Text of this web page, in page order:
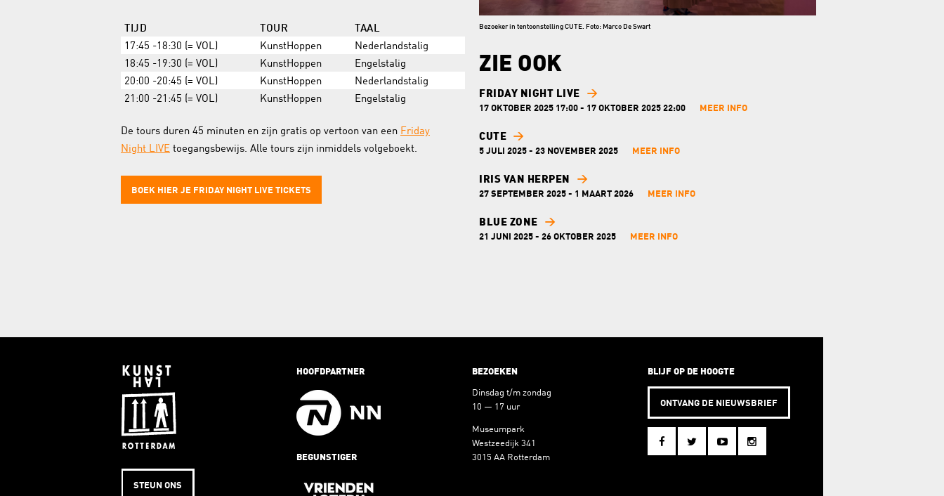
TIJD TOUR
TAAL
17:45 -18:30 (= VOL)
KunstHoppen
Nederlandstalig
18:45 -19:30 (= VOL)
KunstHoppen
Engelstalig
20:00 -20:45 (= VOL)
KunstHoppen
Nederlandstalig
21:00 -21:45 (= VOL)
KunstHoppen Engelstalig
De tours duren 45 minuten en zijn gratis op vertoon van een Friday
Night LIVE toegangsbewijs. Alle tours zijn inmiddels volgeboekt.
BOEK HIER JE FRIDAY NIGHT LIVE TICKETS
Bezoeker in tentoonstelling CUTE. Foto: Marco De Swart
ZIE OOK
FRIDAY NIGHT LIVE
17 OKTOBER 2025 17:00 - 17 OKTOBER 2025 22:00 MEER INFO
CUTE
5 JULI 2025 - 23 NOVEMBER 2025 MEER INFO
IRIS VAN HERPEN
27 SEPTEMBER 2025 - 1 MAART 2026 MEER INFO
BLUE ZONE
21 JUNI 2025 - 26 OKTOBER 2025 MEER INFO
STEUN ONS
HOOFDPARTNER
BEGUNSTIGER
BEZOEKEN
Dinsdag t/m zondag
10 — 17 uur
Museumpark
Westzeedijk 341
3015 AA Rotterdam
BLIJF OP DE HOOGTE
ONTVANG DE NIEUWSBRIEF